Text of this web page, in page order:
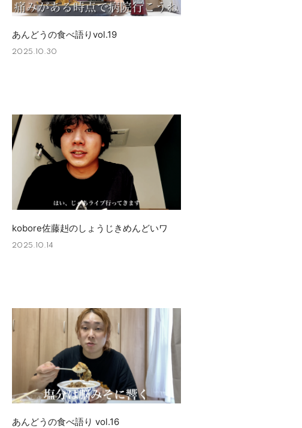
あんどうの食べ語りvol.19
2025.10.30
kobore佐藤赳のしょうじきめんどいワ
2025.10.14
あんどうの食べ語り vol.16